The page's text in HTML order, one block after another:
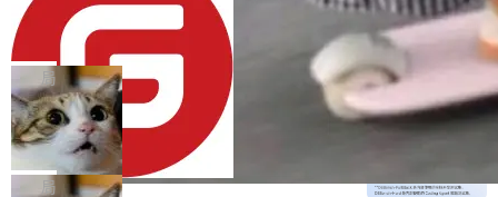
e/BootstrapBlazor/pull/825...
code web 国际化多语言支持 添加 soloncode w
eb 消息列表消息导航支持 修复 soloncode web
文件详情初次显示时语法高亮失效的问题 修复 s
oloncode web 审查详情文件名中文乱码的问题
细节优化 详情查看：https://gitee.com/opensol
on/soloncode/releases/v2026.8.2
OpenAI 宣布 GPT-5.6 Luna 价格下降
80%
OpenAI 宣布 GPT-5.6 Luna 价格下降 80%。输
入从每百万 token 1 美元砍到 0.2 美元，输出从
6 美元砍到 1.2 美元。GPT-5.6 Terra 降 20%。
旗舰 Sol 没降，但加了一个 Fast 模式——2.5
倍速度，2 倍价格，智商不变。 降价的理由不是
市场竞争，不是清库存，是 Sol 自己把自己优化
局
DeepSeek-V4-Flash 官方 API 现已正
式上线公测
DeepSeek V4 Flash 正式版今天上线了。模型
结构和参数规模没变，还是 MoE 284B、激活 1
局